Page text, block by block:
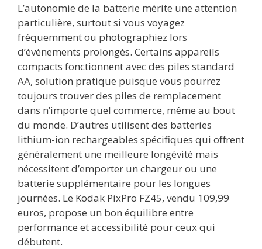
L’autonomie de la batterie mérite une attention
particulière, surtout si vous voyagez
fréquemment ou photographiez lors
d’événements prolongés. Certains appareils
compacts fonctionnent avec des piles standard
AA, solution pratique puisque vous pourrez
toujours trouver des piles de remplacement
dans n’importe quel commerce, même au bout
du monde. D’autres utilisent des batteries
lithium-ion rechargeables spécifiques qui offrent
généralement une meilleure longévité mais
nécessitent d’emporter un chargeur ou une
batterie supplémentaire pour les longues
journées. Le Kodak PixPro FZ45, vendu 109,99
euros, propose un bon équilibre entre
performance et accessibilité pour ceux qui
débutent.